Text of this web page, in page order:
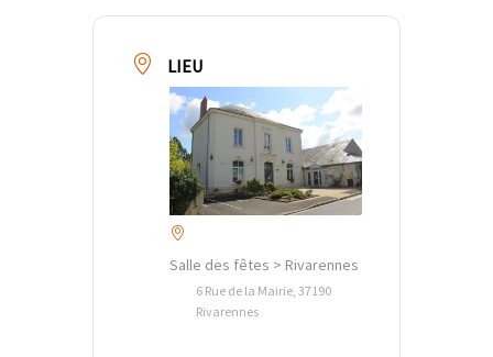
LIEU
Salle des fêtes > Rivarennes
6 Rue de la Mairie, 37190
Rivarennes